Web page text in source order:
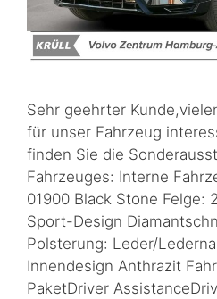
Sehr geehrter
für unser Fahrzeug
finden Sie die
Fahrzeuges: Interne
01900 Black Stone Felge:
Sport-Design
Polsterung: Leder/
Innendesign Anthrazit
PaketDriver